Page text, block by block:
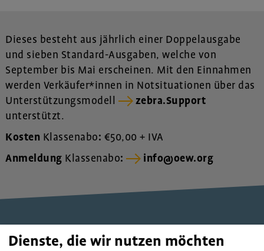
Dieses besteht aus jährlich einer Doppelausgabe
und sieben Standard-Ausgaben, welche von
September bis Mai erscheinen. Mit den Einnahmen
werden Verkäufer*innen in Notsituationen über das
Unterstützungsmodell
zebra.Support
unterstützt.
Kosten Klassenabo: €50,00 + IVA
Anmeldung Klassenabo: info@oew.org
Dienste, die wir nutzen möchten